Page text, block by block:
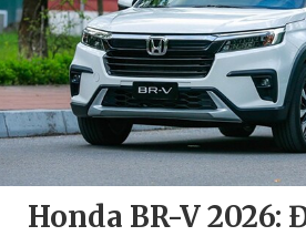
Honda BR-V 2026: